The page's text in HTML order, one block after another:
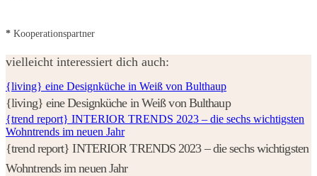
* Kooperationspartner
vielleicht interessiert dich auch:
{living} eine Designküche in Weiß von Bulthaup
{living} eine Designküche in Weiß von Bulthaup
{trend report} INTERIOR TRENDS 2023 – die sechs wichtigsten
Wohntrends im neuen Jahr
{trend report} INTERIOR TRENDS 2023 – die sechs wichtigsten
Wohntrends im neuen Jahr